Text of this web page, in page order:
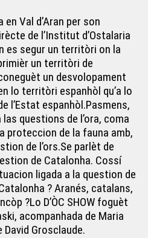
Val d’Aran per son
de l’Institut d’Ostalaria
es segur un territòri on la
un territòri de
un desvolopament
lo territòri espanhòl qu’a lo
l’Estat espanhòl.Pasmens,
las questions de l’ora, coma
proteccion de la fauna amb,
de l’ors.Se parlèt de
de Catalonha. Cossí
ligada a la question de
? Aranés, catalans,
?Lo D’ÒC SHOW foguèt
acompanhada de Maria
David Grosclaude.